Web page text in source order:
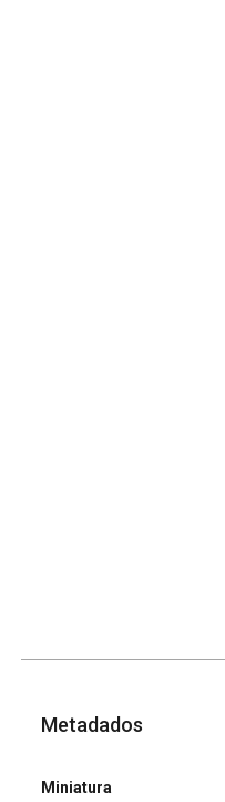
Metadados
Miniatura